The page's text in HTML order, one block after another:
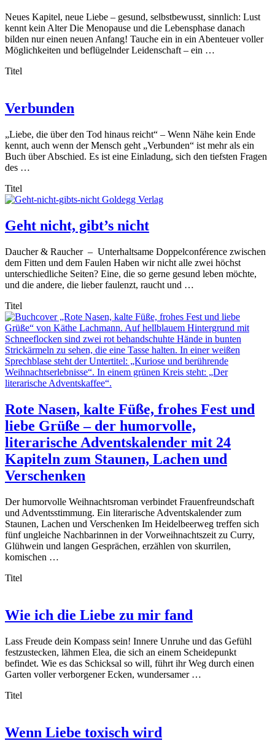
Neues Kapitel, neue Liebe – gesund, selbstbewusst, sinnlich: Lust
kennt kein Alter Die Menopause und die Lebensphase danach
bilden nur einen neuen Anfang! Tauche ein in ein Abenteuer voller
Möglichkeiten und beflügelnder Leidenschaft – ein …
Titel
Verbunden
„Liebe, die über den Tod hinaus reicht“ – Wenn Nähe kein Ende
kennt, auch wenn der Mensch geht „Verbunden“ ist mehr als ein
Buch über Abschied. Es ist eine Einladung, sich den tiefsten Fragen
des …
Titel
Geht nicht, gibt’s nicht
Daucher & Raucher – Unterhaltsame Doppelconférence zwischen
dem Fitten und dem Faulen Haben wir nicht alle zwei höchst
unterschiedliche Seiten? Eine, die so gerne gesund leben möchte,
und die andere, die lieber faulenzt, raucht und …
Titel
Rote Nasen, kalte Füße, frohes Fest und
liebe Grüße – der humorvolle,
literarische Adventskalender mit 24
Kapiteln zum Staunen, Lachen und
Verschenken
Der humorvolle Weihnachtsroman verbindet Frauenfreundschaft
und Adventsstimmung. Ein literarische Adventskalender zum
Staunen, Lachen und Verschenken Im Heidelbeerweg treffen sich
fünf ungleiche Nachbarinnen in der Vorweihnachtszeit zu Curry,
Glühwein und langen Gesprächen, erzählen von skurrilen,
komischen …
Titel
Wie ich die Liebe zu mir fand
Lass Freude dein Kompass sein! Innere Unruhe und das Gefühl
festzustecken, lähmen Elea, die sich an einem Scheidepunkt
befindet. Wie es das Schicksal so will, führt ihr Weg durch einen
Garten voller verborgener Ecken, wundersamer …
Titel
Wenn Liebe toxisch wird